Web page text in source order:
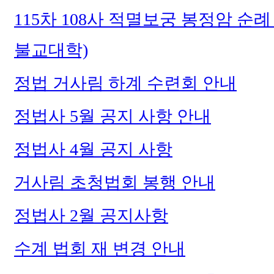
115차 108사 적멸보궁 봉정암 순
불교대학)
정법 거사림 하계 수련회 안내
정법사 5월 공지 사항 안내
정법사 4월 공지 사항
거사림 초청법회 봉행 안내
정법사 2월 공지사항
수계 법회 재 변경 안내